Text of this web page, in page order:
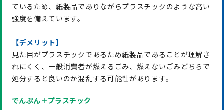
ているため、紙製品でありながらプラスチックのような高い
強度を備えています。
【デメリット】
見た目がプラスチックであるため紙製品であることが理解さ
れにくく、一般消費者が燃えるごみ、燃えないごみどちらで
処分すると良いのか混乱する可能性があります。
でんぷん＋プラスチック